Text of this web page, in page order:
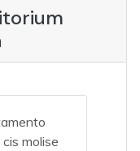
molise